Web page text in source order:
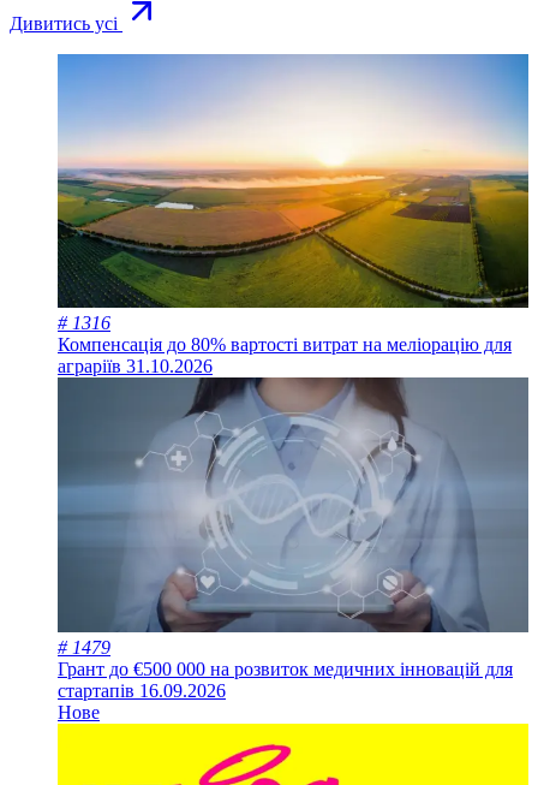
Дивитись усі
# 1316
Компенсація до 80% вартості витрат на меліорацію для
аграріїв 31.10.2026
# 1479
Грант до €500 000 на розвиток медичних інновацій для
стартапів 16.09.2026
Нове